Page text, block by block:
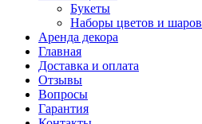
Букеты
Наборы цветов и шаров
Аренда декора
Главная
Доставка и оплата
Отзывы
Вопросы
Гарантия